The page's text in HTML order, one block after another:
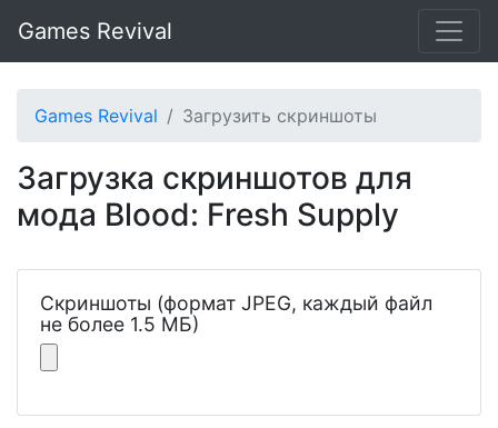
Games Revival
Games Revival Загрузить скриншоты
Загрузка скриншотов для
мода Blood: Fresh Supply
Скриншоты (формат JPEG, каждый файл
не более 1.5 МБ)